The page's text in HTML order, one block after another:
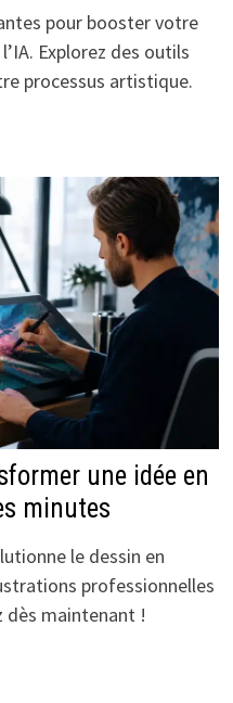
pour booster votre
Explorez des outils
processus artistique.
une idée en
minutes
le dessin en
professionnelles
dès maintenant !